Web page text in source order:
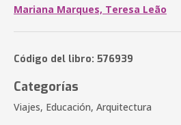
Mariana Marques, Teresa Leão
Código del libro: 576939
Categorías
Viajes, Educación, Arquitectura